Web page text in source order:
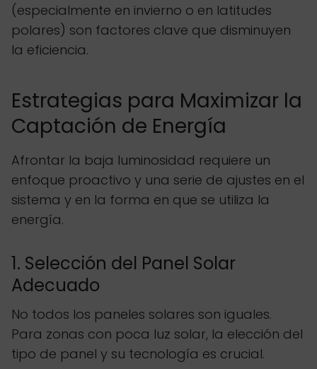
(especialmente en invierno o en latitudes
polares) son factores clave que disminuyen
la eficiencia.
Estrategias para Maximizar la
Captación de Energía
Afrontar la baja luminosidad requiere un
enfoque proactivo y una serie de ajustes en el
sistema y en la forma en que se utiliza la
energía.
1. Selección del Panel Solar
Adecuado
No todos los paneles solares son iguales.
Para zonas con poca luz solar, la elección del
tipo de panel y su tecnología es crucial.